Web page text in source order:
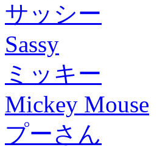
サッシー
Sassy
ミッキー
Mickey Mouse
プーさん